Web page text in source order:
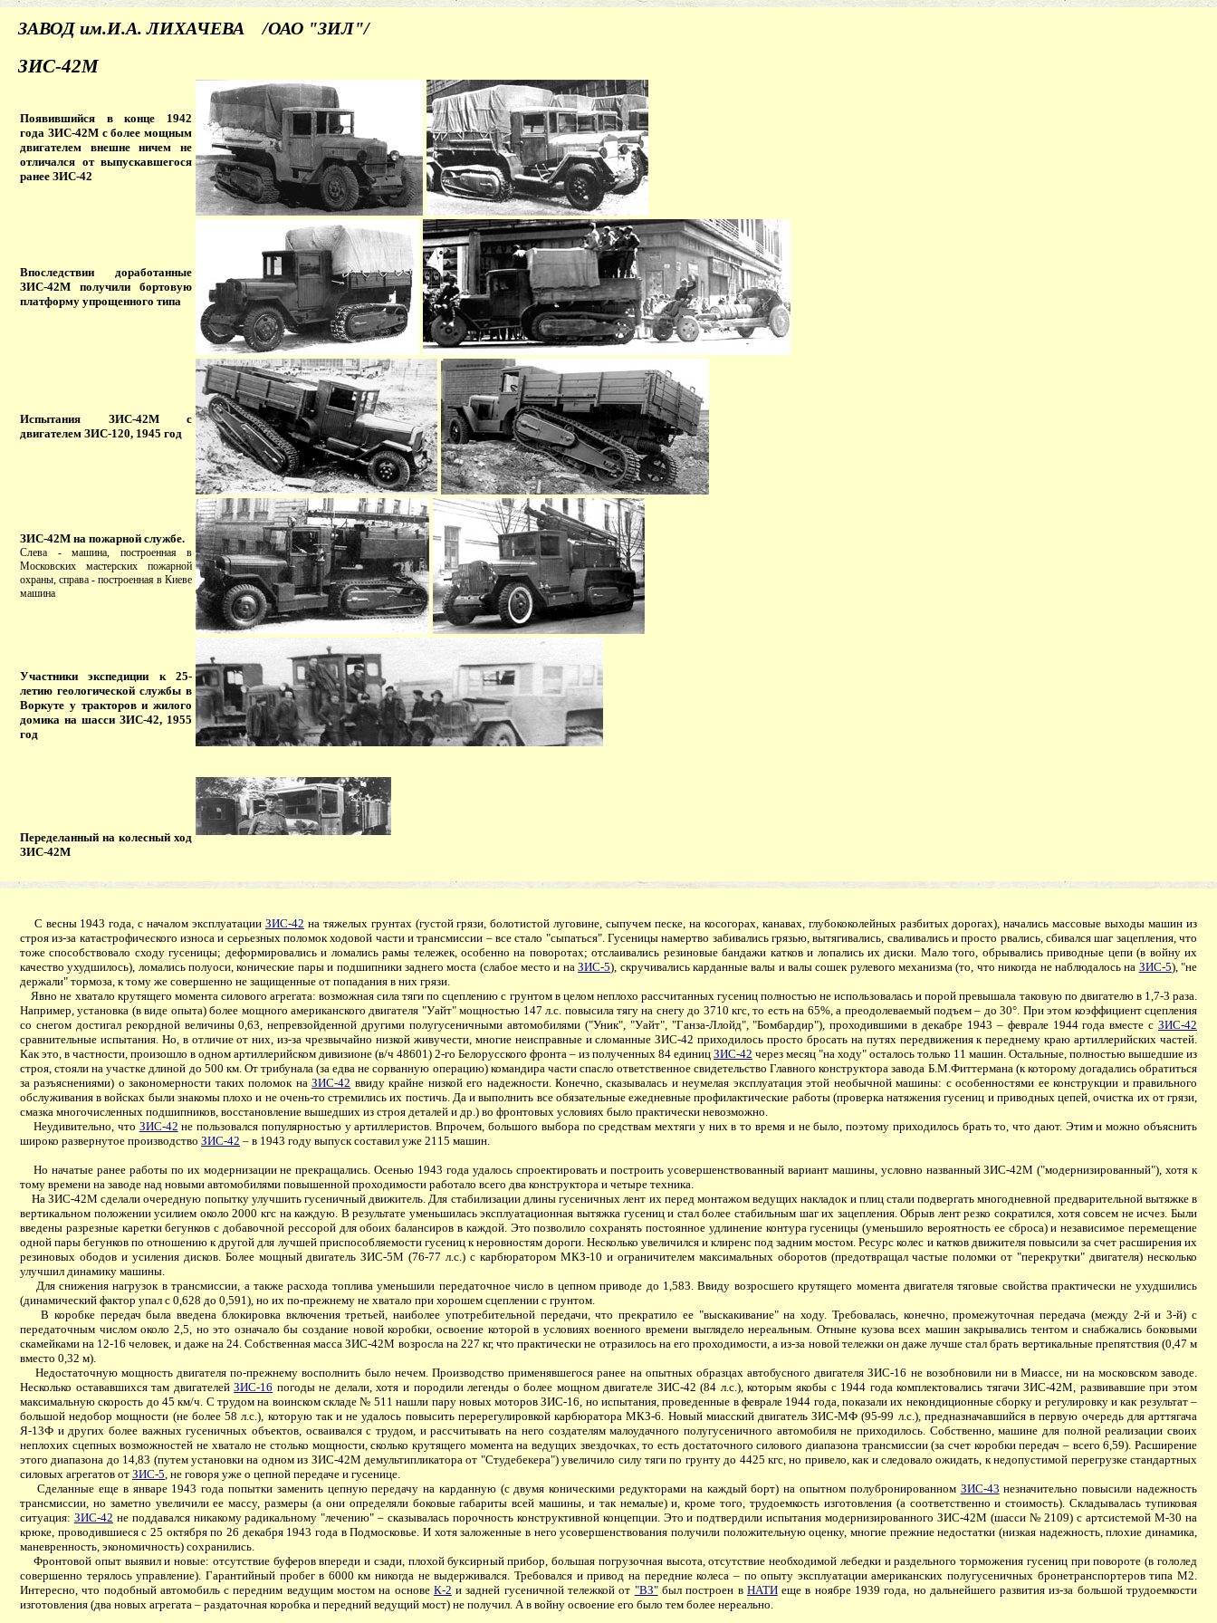
ЗАВОД им.И.А. ЛИХАЧЕВА /ОАО "ЗИЛ"/
ЗИС-42М
Появившийся в конце 1942
года ЗИС-42М с более мощным
двигателем внешне ничем не
отличался от выпускавшегося
ранее ЗИС-42
Впоследствии доработанные
ЗИС-42М получили бортовую
платформу упрощенного типа
Испытания ЗИС-42М с
двигателем ЗИС-120, 1945 год
ЗИС-42М на пожарной службе.
Слева - машина, построенная в
Московских мастерских пожарной
охраны, справа - построенная в Киеве
машина
Участники экспедиции к 25-
летию геологической службы в
Воркуте у тракторов и жилого
домика на шасси ЗИС-42, 1955
год
Переделанный на колесный ход
ЗИС-42М
С весны 1943 года, с началом эксплуатации ЗИС-42 на тяжелых грунтах (густой грязи, болотистой луговине, сыпучем песке, на косогорах, канавах, глубококолейных разбитых дорогах), начались массовые выходы машин из
строя из-за катастрофического износа и серьезных поломок ходовой части и трансмиссии – все стало "сыпаться". Гусеницы намертво забивались грязью, вытягивались, сваливались и просто рвались, сбивался шаг зацепления, что
тоже способствовало сходу гусеницы; деформировались и ломались рамы тележек, особенно на поворотах; отслаивались резиновые бандажи катков и лопались их диски. Мало того, обрывались приводные цепи (в войну их
качество ухудшилось), ломались полуоси, конические пары и подшипники заднего моста (слабое место и наЗИС-5), скручивались карданные валы и валы сошек рулевого механизма (то, что никогда не наблюдалось на ЗИС-5), "не
держали" тормоза, к тому же совершенно не защищенные от попадания в них грязи.
Явно не хватало крутящего момента силового агрегата: возможная сила тяги по сцеплению с грунтом в целом неплохо рассчитанных гусениц полностью не использовалась и порой превышала таковую по двигателю в 1,7-3 раза.
Например, установка (в виде опыта) более мощного американского двигателя "Уайт" мощностью 147 л.с. повысила тягу на снегу до 3710 кгс, то есть на 65%, а преодолеваемый подъем – до 30°. При этом коэффициент сцепления
со снегом достигал рекордной величины 0,63, непревзойденной другими полугусеничными автомобилями ("Уник", "Уайт", "Ганза-Ллойд", "Бомбардир"), проходившими в декабре 1943 – феврале 1944 года вместе с ЗИС-42
сравнительные испытания. Но, в отличие от них, из-за чрезвычайно низкой живучести, многие неисправные и сломанные ЗИС-42 приходилось просто бросать на путях передвижения к переднему краю артиллерийских частей.
Как это, в частности, произошло в одном артиллерийском дивизионе (в/ч 48601) 2-го Белорусского фронта – из полученных 84 единиц ЗИС-42 через месяц "на ходу" осталось только 11 машин. Остальные, полностью вышедшие из
строя, стояли на участке длиной до 500 км. От трибунала (за едва не сорванную операцию) командира части спасло ответственное свидетельство Главного конструктора завода Б.М.Фиттермана (к которому догадались обратиться
за разъяснениями) о закономерности таких поломок наЗИС-42 ввиду крайне низкой его надежности. Конечно, сказывалась и неумелая эксплуатация этой необычной машины: с особенностями ее конструкции и правильного
обслуживания в войсках были знакомы плохо и не очень-то стремились их постичь. Да и выполнить все обязательные ежедневные профилактические работы (проверка натяжения гусениц и приводных цепей, очистка их от грязи,
смазка многочисленных подшипников, восстановление вышедших из строя деталей и др.) во фронтовых условиях было практически невозможно.
Неудивительно, что ЗИС-42 не пользовался популярностью у артиллеристов. Впрочем, большого выбора по средствам мехтяги у них в то время и не было, поэтому приходилось брать то, что дают. Этим и можно объяснить
широко развернутое производство ЗИС-42 – в 1943 году выпуск составил уже 2115 машин.
Но начатые ранее работы по их модернизации не прекращались. Осенью 1943 года удалось спроектировать и построить усовершенствованный вариант машины, условно названный ЗИС-42М ("модернизированный"), хотя к
тому времени на заводе над новыми автомобилями повышенной проходимости работало всего два конструктора и четыре техника.
На ЗИС-42М сделали очередную попытку улучшить гусеничный движитель. Для стабилизации длины гусеничных лент их перед монтажом ведущих накладок и плиц стали подвергать многодневной предварительной вытяжке в
вертикальном положении усилием около 2000 кгс на каждую. В результате уменьшилась эксплуатационная вытяжка гусениц и стал более стабильным шаг их зацепления. Обрыв лент резко сократился, хотя совсем не исчез. Были
введены разрезные каретки бегунков с добавочной рессорой для обоих балансиров в каждой. Это позволило сохранять постоянное удлинение контура гусеницы (уменьшило вероятность ее сброса) и независимое перемещение
одной пары бегунков по отношению к другой для лучшей приспособляемости гусениц к неровностям дороги. Несколько увеличился и клиренс под задним мостом. Ресурс колес и катков движителя повысили за счет расширения их
резиновых ободов и усиления дисков. Более мощный двигатель ЗИС-5М (76-77 л.с.) с карбюратором МКЗ-10 и ограничителем максимальных оборотов (предотвращал частые поломки от "перекрутки" двигателя) несколько
улучшил динамику машины.
Для снижения нагрузок в трансмиссии, а также расхода топлива уменьшили передаточное число в цепном приводе до 1,583. Ввиду возросшего крутящего момента двигателя тяговые свойства практически не ухудшились
(динамический фактор упал с 0,628 до 0,591), но их по-прежнему не хватало при хорошем сцеплении с грунтом.
В коробке передач была введена блокировка включения третьей, наиболее употребительной передачи, что прекратило ее "выскакивание" на ходу. Требовалась, конечно, промежуточная передача (между 2-й и 3-й) с
передаточным числом около 2,5, но это означало бы создание новой коробки, освоение которой в условиях военного времени выглядело нереальным. Отныне кузова всех машин закрывались тентом и снабжались боковыми
скамейками на 12-16 человек, и даже на 24. Собственная масса ЗИС-42М возросла на 227 кг, что практически не отразилось на его проходимости, а из-за новой тележки он даже лучше стал брать вертикальные препятствия (0,47 м
вместо 0,32 м).
Недостаточную мощность двигателя по-прежнему восполнить было нечем. Производство применявшегося ранее на опытных образцах автобусного двигателя ЗИС-16 не возобновили ни в Миассе, ни на московском заводе.
Несколько остававшихся там двигателейЗИС-16 погоды не делали, хотя и породили легенды о более мощном двигателе ЗИС-42 (84 л.с.), которым якобы с 1944 года комплектовались тягачи ЗИС-42М, развивавшие при этом
максимальную скорость до 45 км/ч. С трудом на воинском складе № 511 нашли пару новых моторов ЗИС-16, но испытания, проведенные в феврале 1944 года, показали их некондиционные сборку и регулировку и как результат –
большой недобор мощности (не более 58 л.с.), которую так и не удалось повысить перерегулировкой карбюратора МКЗ-6. Новый миасский двигатель ЗИС-МФ (95-99 л.с.), предназначавшийся в первую очередь для арттягача
Я-13Ф и других более важных гусеничных объектов, осваивался с трудом, и рассчитывать на него создателям малоудачного полугусеничного автомобиля не приходилось. Собственно, машине для полной реализации своих
неплохих сцепных возможностей не хватало не столько мощности, сколько крутящего момента на ведущих звездочках, то есть достаточного силового диапазона трансмиссии (за счет коробки передач – всего 6,59). Расширение
этого диапазона до 14,83 (путем установки на одном из ЗИС-42М демультипликатора от "Студебекера") увеличило силу тяги по грунту до 4425 кгс, но привело, как и следовало ожидать, к недопустимой перегрузке стандартных
силовых агрегатов от ЗИС-5, не говоря уже о цепной передаче и гусенице.
Сделанные еще в январе 1943 года попытки заменить цепную передачу на карданную (с двумя коническими редукторами на каждый борт) на опытном полубронированном ЗИС-43 незначительно повысили надежность
трансмиссии, но заметно увеличили ее массу, размеры (а они определяли боковые габариты всей машины, и так немалые) и, кроме того, трудоемкость изготовления (а соответственно и стоимость). Складывалась тупиковая
ситуация: ЗИС-42 не поддавался никакому радикальному "лечению" – сказывалась порочность конструктивной концепции. Это и подтвердили испытания модернизированного ЗИС-42М (шасси № 2109) с артсистемой М-30 на
крюке, проводившиеся с 25 октября по 26 декабря 1943 года в Подмосковье. И хотя заложенные в него усовершенствования получили положительную оценку, многие прежние недостатки (низкая надежность, плохие динамика,
маневренность, экономичность) сохранились.
Фронтовой опыт выявил и новые: отсутствие буферов впереди и сзади, плохой буксирный прибор, большая погрузочная высота, отсутствие необходимой лебедки и раздельного торможения гусениц при повороте (в гололед
совершенно терялось управление). Гарантийный пробег в 6000 км никогда не выдерживался. Требовался и привод на передние колеса – по опыту эксплуатации американских полугусеничных бронетранспортеров типа М2.
Интересно, что подобный автомобиль с передним ведущим мостом на основе К-2 и задней гусеничной тележкой от "ВЗ"был построен в НАТИеще в ноябре 1939 года, но дальнейшего развития из-за большой трудоемкости
изготовления (два новых агрегата – раздаточная коробка и передний ведущий мост) не получил. А в войну освоение его было тем более нереально.